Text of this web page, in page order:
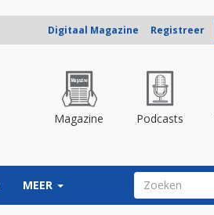
Digitaal Magazine Registreer
Magazine Podcasts
MEER ZOEKVELD